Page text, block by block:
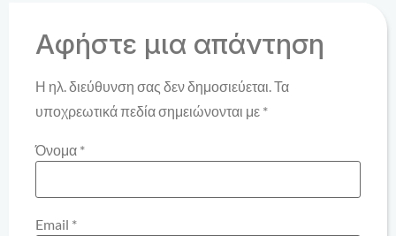
Αφήστε μια απάντηση
Η ηλ. διεύθυνση σας δεν δημοσιεύεται. Τα
υποχρεωτικά πεδία σημειώνονται με *
Όνομα *
Email *